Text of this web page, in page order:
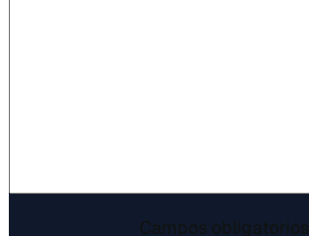
Campos obligatorios